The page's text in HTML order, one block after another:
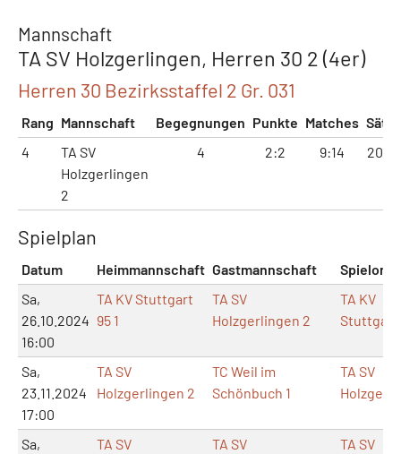
Mannschaft
TA SV Holzgerlingen, Herren 30 2 (4er)
Herren 30 Bezirksstaffel 2 Gr. 031
Rang Mannschaft Begegnungen Punkte Matches Sätze
4
TA SV
Holzgerlingen
2
4 2:2 9:14 20:31
Spielplan
Datum Heimmannschaft Gastmannschaft
Spielort
Sa,
26.10.2024
16:00
TA KV Stuttgart
95 1
TA SV
Holzgerlingen 2
TA KV
Stuttgart
Sa,
23.11.2024
17:00
TA SV
Holzgerlingen 2
TC Weil im
Schönbuch 1
TA SV
Sa,
TA SV
TA SV
TA SV